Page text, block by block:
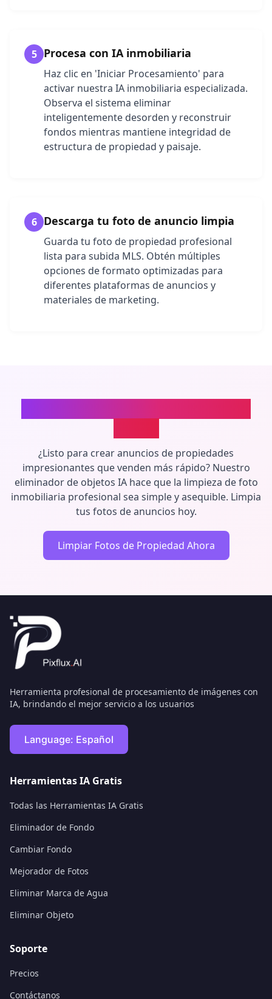
5 Procesa con IA inmobiliaria
Haz clic en 'Iniciar Procesamiento' para
activar nuestra IA inmobiliaria especializada.
Observa el sistema eliminar
inteligentemente desorden y reconstruir
fondos mientras mantiene integridad de
estructura de propiedad y paisaje.
6 Descarga tu foto de anuncio limpia
Guarda tu foto de propiedad profesional
lista para subida MLS. Obtén múltiples
opciones de formato optimizadas para
diferentes plataformas de anuncios y
materiales de marketing.
¿Listo para crear anuncios de propiedades
impresionantes que venden más rápido? Nuestro
eliminador de objetos IA hace que la limpieza de foto
inmobiliaria profesional sea simple y asequible. Limpia
tus fotos de anuncios hoy.
Limpiar Fotos de Propiedad Ahora
Herramienta profesional de procesamiento de imágenes con
IA, brindando el mejor servicio a los usuarios
Language: Español
Herramientas IA Gratis
Todas las Herramientas IA Gratis
Eliminador de Fondo
Cambiar Fondo
Mejorador de Fotos
Eliminar Marca de Agua
Eliminar Objeto
Soporte
Precios
Contáctanos